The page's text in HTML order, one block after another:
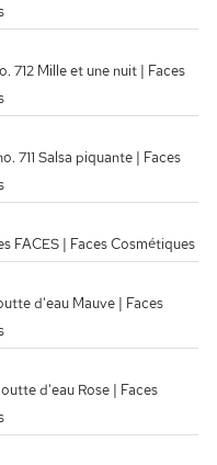
712 Mille et une nuit | Faces
711 Salsa piquante | Faces
FACES | Faces Cosmétiques
d'eau Mauve | Faces
d'eau Rose | Faces